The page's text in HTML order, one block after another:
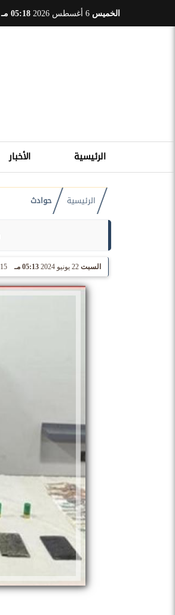
الخميس 05:18 مـ
الرئيسية الأخبار
الرئيسية حوادث
السبت 22 يونيو 2024 05:13 مـ 15 ذو الحجة 1445